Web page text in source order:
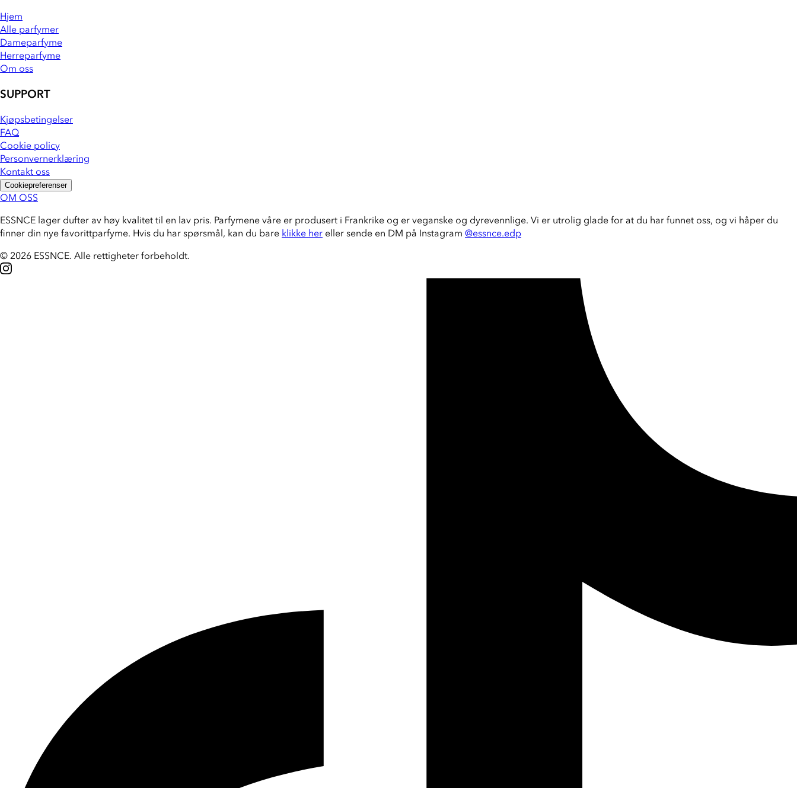
Hjem
Alle parfymer
Dameparfyme
Herreparfyme
Om oss
SUPPORT
Kjøpsbetingelser
FAQ
Cookie policy
Personvernerklæring
Kontakt oss
Cookiepreferenser
OM OSS
ESSNCE lager dufter av høy kvalitet til en lav pris. Parfymene våre er produsert i Frankrike og er veganske og dyrevennlige. Vi er utrolig glade for at du har funnet oss, og vi håper du
finner din nye favorittparfyme. Hvis du har spørsmål, kan du bare klikke her eller sende en DM på Instagram @essnce.edp
© 2026 ESSNCE. Alle rettigheter forbeholdt.